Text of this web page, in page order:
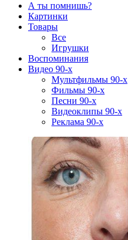
А ты помнишь?
Картинки
Товары
Все
Игрушки
Воспоминания
Видео 90-х
Мультфильмы 90-х
Фильмы 90-х
Песни 90-х
Видеоклипы 90-х
Реклама 90-х